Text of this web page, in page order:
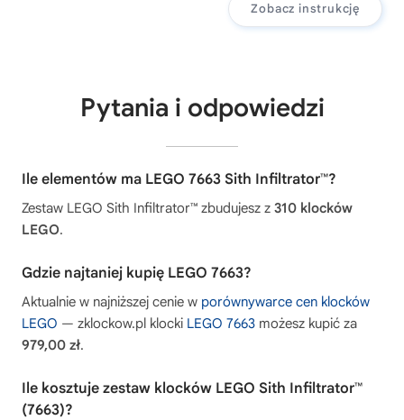
Zobacz instrukcję
Pytania i odpowiedzi
Ile elementów ma LEGO 7663 Sith Infiltrator™?
Zestaw LEGO Sith Infiltrator™ zbudujesz z 310 klocków
LEGO.
Gdzie najtaniej kupię LEGO 7663?
Aktualnie w najniższej cenie w porównywarce cen klocków
LEGO — zklockow.pl klocki LEGO 7663 możesz kupić za
979,00 zł.
Ile kosztuje zestaw klocków LEGO Sith Infiltrator™
(7663)?